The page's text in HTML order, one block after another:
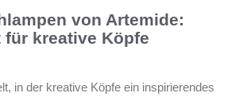
von Artemide:
für kreative Köpfe
in der kreative Köpfe ein inspirierendes